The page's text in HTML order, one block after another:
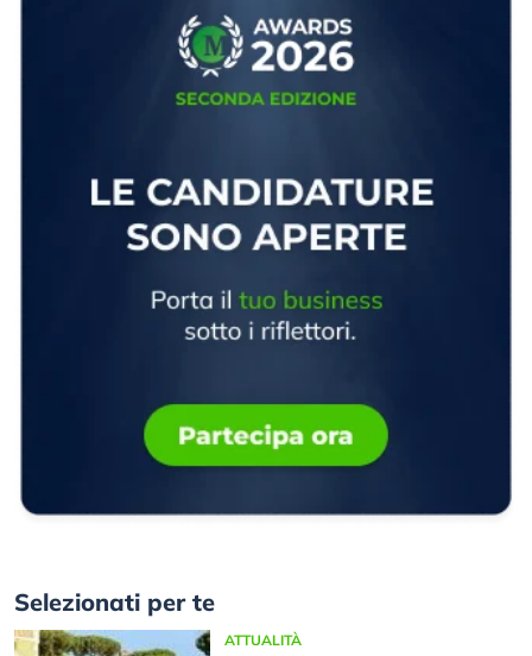
Selezionati per te
ATTUALITÀ